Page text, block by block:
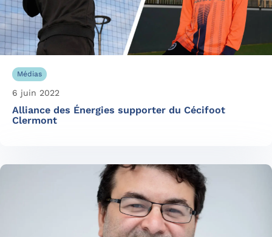
Médias
6 juin 2022
Alliance des Énergies supporter du Cécifoot
Clermont